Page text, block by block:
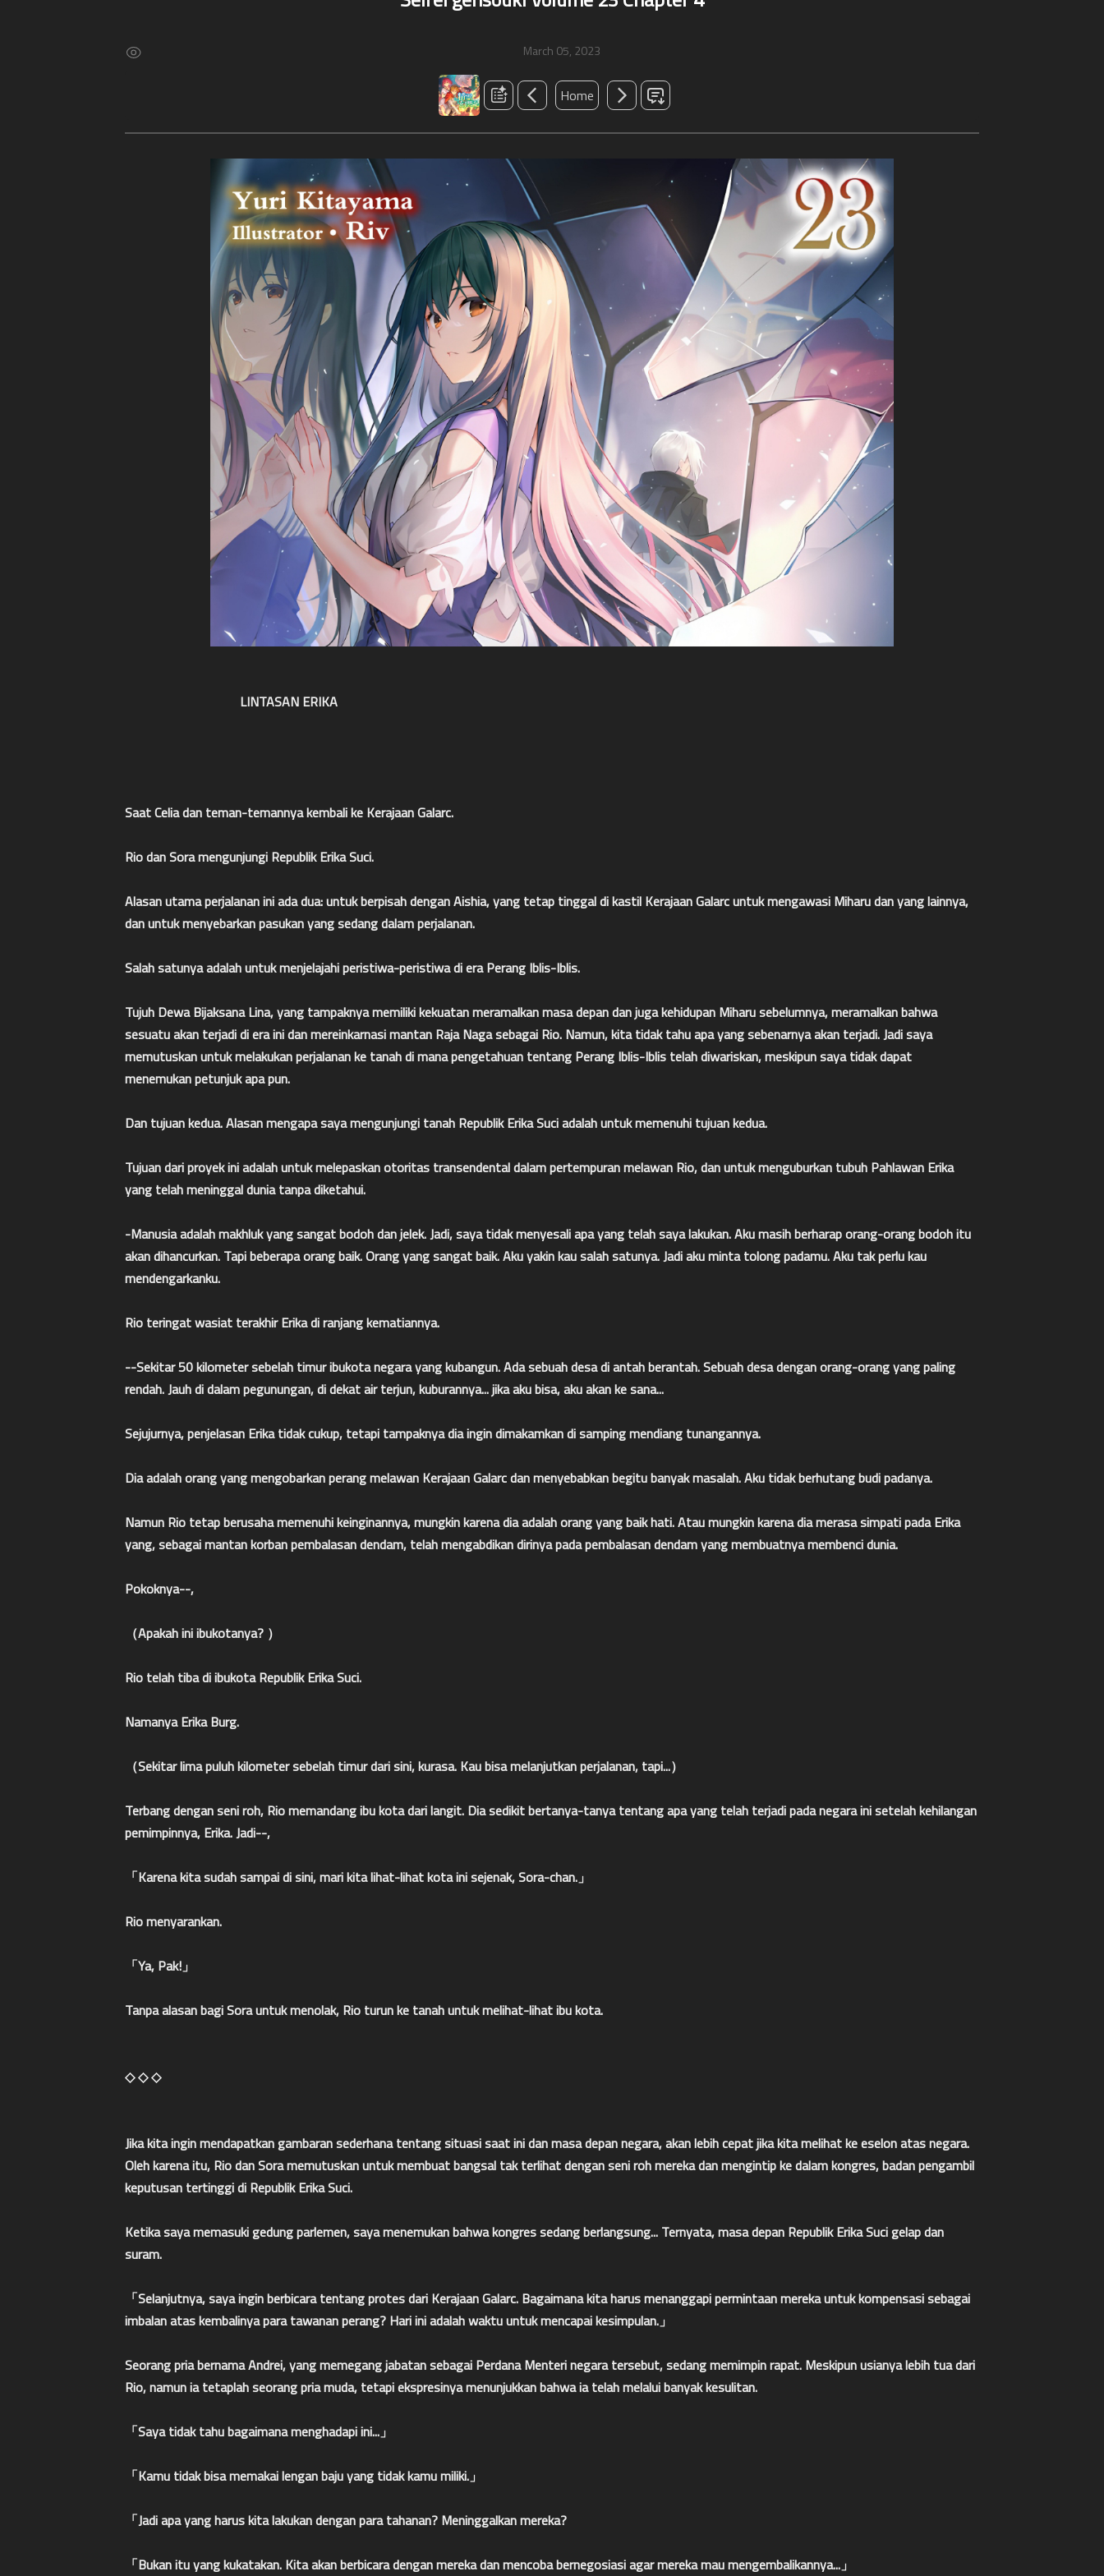
March 05, 2023
Home
LINTASAN ERIKA
Saat Celia dan teman-temannya kembali ke Kerajaan Galarc.
Rio dan Sora mengunjungi Republik Erika Suci.
Alasan utama perjalanan ini ada dua: untuk berpisah dengan Aishia, yang tetap tinggal di kastil Kerajaan Galarc untuk mengawasi Miharu dan yang lainnya,
dan untuk menyebarkan pasukan yang sedang dalam perjalanan.
Salah satunya adalah untuk menjelajahi peristiwa-peristiwa di era Perang Iblis-Iblis.
Tujuh Dewa Bijaksana Lina, yang tampaknya memiliki kekuatan meramalkan masa depan dan juga kehidupan Miharu sebelumnya, meramalkan bahwa
sesuatu akan terjadi di era ini dan mereinkarnasi mantan Raja Naga sebagai Rio. Namun, kita tidak tahu apa yang sebenarnya akan terjadi. Jadi saya
memutuskan untuk melakukan perjalanan ke tanah di mana pengetahuan tentang Perang Iblis-Iblis telah diwariskan, meskipun saya tidak dapat
menemukan petunjuk apa pun.
Dan tujuan kedua. Alasan mengapa saya mengunjungi tanah Republik Erika Suci adalah untuk memenuhi tujuan kedua.
Tujuan dari proyek ini adalah untuk melepaskan otoritas transendental dalam pertempuran melawan Rio, dan untuk menguburkan tubuh Pahlawan Erika
yang telah meninggal dunia tanpa diketahui.
-Manusia adalah makhluk yang sangat bodoh dan jelek. Jadi, saya tidak menyesali apa yang telah saya lakukan. Aku masih berharap orang-orang bodoh itu
akan dihancurkan. Tapi beberapa orang baik. Orang yang sangat baik. Aku yakin kau salah satunya. Jadi aku minta tolong padamu. Aku tak perlu kau
mendengarkanku.
Rio teringat wasiat terakhir Erika di ranjang kematiannya.
--Sekitar 50 kilometer sebelah timur ibukota negara yang kubangun. Ada sebuah desa di antah berantah. Sebuah desa dengan orang-orang yang paling
rendah. Jauh di dalam pegunungan, di dekat air terjun, kuburannya... jika aku bisa, aku akan ke sana...
Sejujurnya, penjelasan Erika tidak cukup, tetapi tampaknya dia ingin dimakamkan di samping mendiang tunangannya.
Dia adalah orang yang mengobarkan perang melawan Kerajaan Galarc dan menyebabkan begitu banyak masalah. Aku tidak berhutang budi padanya.
Namun Rio tetap berusaha memenuhi keinginannya, mungkin karena dia adalah orang yang baik hati. Atau mungkin karena dia merasa simpati pada Erika
yang, sebagai mantan korban pembalasan dendam, telah mengabdikan dirinya pada pembalasan dendam yang membuatnya membenci dunia.
Pokoknya--,
（Apakah ini ibukotanya? ）
Rio telah tiba di ibukota Republik Erika Suci.
Namanya Erika Burg.
（Sekitar lima puluh kilometer sebelah timur dari sini, kurasa. Kau bisa melanjutkan perjalanan, tapi...）
Terbang dengan seni roh, Rio memandang ibu kota dari langit. Dia sedikit bertanya-tanya tentang apa yang telah terjadi pada negara ini setelah kehilangan
pemimpinnya, Erika. Jadi--,
「Karena kita sudah sampai di sini, mari kita lihat-lihat kota ini sejenak, Sora-chan.」
Rio menyarankan.
「Ya, Pak!」
Tanpa alasan bagi Sora untuk menolak, Rio turun ke tanah untuk melihat-lihat ibu kota.
◇ ◇ ◇
Jika kita ingin mendapatkan gambaran sederhana tentang situasi saat ini dan masa depan negara, akan lebih cepat jika kita melihat ke eselon atas negara.
Oleh karena itu, Rio dan Sora memutuskan untuk membuat bangsal tak terlihat dengan seni roh mereka dan mengintip ke dalam kongres, badan pengambil
keputusan tertinggi di Republik Erika Suci.
Ketika saya memasuki gedung parlemen, saya menemukan bahwa kongres sedang berlangsung... Ternyata, masa depan Republik Erika Suci gelap dan
suram.
「Selanjutnya, saya ingin berbicara tentang protes dari Kerajaan Galarc. Bagaimana kita harus menanggapi permintaan mereka untuk kompensasi sebagai
imbalan atas kembalinya para tawanan perang? Hari ini adalah waktu untuk mencapai kesimpulan.」
Seorang pria bernama Andrei, yang memegang jabatan sebagai Perdana Menteri negara tersebut, sedang memimpin rapat. Meskipun usianya lebih tua dari
Rio, namun ia tetaplah seorang pria muda, tetapi ekspresinya menunjukkan bahwa ia telah melalui banyak kesulitan.
「Saya tidak tahu bagaimana menghadapi ini...」
「Kamu tidak bisa memakai lengan baju yang tidak kamu miliki.」
「Jadi apa yang harus kita lakukan dengan para tahanan? Meninggalkan mereka?
「Bukan itu yang kukatakan. Kita akan berbicara dengan mereka dan mencoba bernegosiasi agar mereka mau mengembalikannya...」